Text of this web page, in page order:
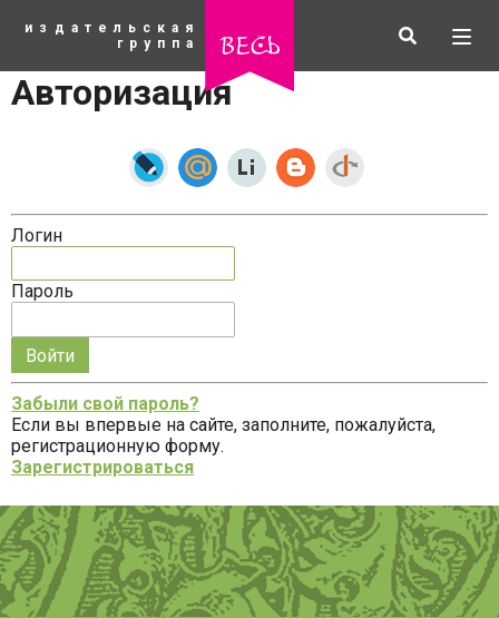
основному
издательская
группа
весь Искать
рубрики
Авторизация
Логин
Пароль
Запомнить
меня
на
этом
компьютере
Забыли свой пароль?
Если вы впервые на сайте, заполните, пожалуйста,
регистрационную форму.
Зарегистрироваться